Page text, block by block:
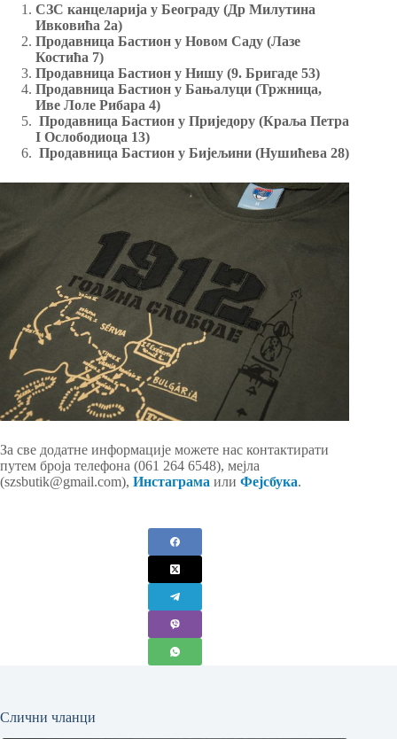
СЗС канцеларија у Београду (Др Милутина
Ивковића 2а)
Продавница Бастион у Новом Саду (Лазе
Костића 7)
Продавница Бастион у Нишу (9. Бригаде 53)
Продавница Бастион у Бањалуци (Тржница,
Иве Лоле Рибара 4)
Продавница Бастион у Приједору (Краља Петра
I Ослободиоца 13)
Продавница Бастион у Бијељини (Нушићева 28)
За све додатне информације можете нас контактирати
путем броја телефона (061 264 6548), мејла
(szsbutik@gmail.com), Инстаграма или Фејсбука.
Слични чланци